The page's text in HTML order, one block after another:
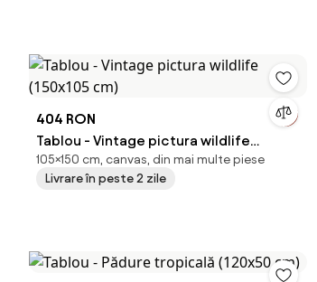
404 RON
Tablou - Vintage pictura wildlife
(150x105 cm)
105×150 cm, canvas, din mai multe piese
Livrare în peste 2 zile